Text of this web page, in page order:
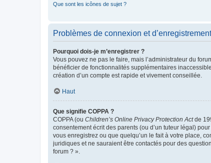
Que sont les icônes de sujet ?
Problèmes de connexion et d’enregistrement
Pourquoi dois-je m’enregistrer ?
Vous pouvez ne pas le faire, mais l’administrateur du
bénéficier de fonctionnalités supplémentaires
création d’un compte est rapide et vivement conseillée.
Haut
Que signifie COPPA ?
COPPA (ou Children’s Online Privacy Protection Actde
consentement écrit des parents (ou d’un tuteur légal)
vous enregistrez ou que quelqu’un le fait à votre place,
juridiques et ne sauraient être contactés pour des
forum ? ».